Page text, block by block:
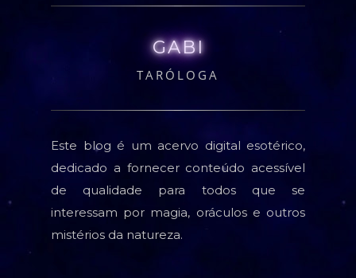
GABI
TARÓLOGA
Este blog é um acervo digital esotérico,
dedicado a fornecer conteúdo acessível
de qualidade para todos que se
interessam por magia, oráculos e outros
mistérios da natureza.